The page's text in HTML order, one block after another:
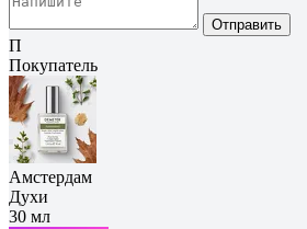
Отправить
П
Покупатель
Амстердам
Духи
30 мл